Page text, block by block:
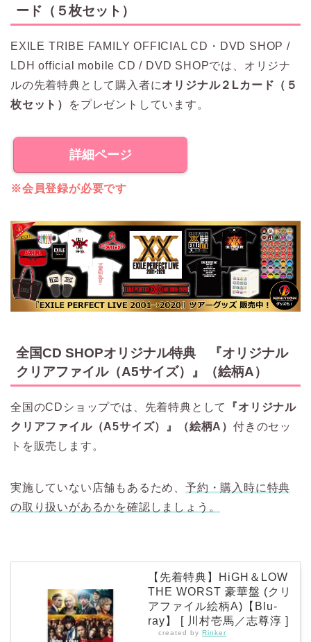
ード（５枚セット）
EXILE TRIBE FAMILY OFFICIAL CD・DVD SHOP /
LDH official mobile CD / DVD SHOPでは、オリジナ
ルの先着特典として購入者にオリジナル２Lカード（５
枚セット）
をプレゼントしています。
詳細ページ
※会員登録が必要です
全国CD SHOPオリジナル特典 『オリジナル
クリアファイル（A5サイズ）』（絵柄A）
全国のCDショップでは、先着特典として
『オリジナル
クリアファイル（A5サイズ）』（絵柄A） 付きのセッ
トを販売します。
実施していない店舗もあるため、 予約・購入時に特典
の取り扱いがあるかを確認しましょう。
【先着特典】HiGH＆LOW
THE WORST 豪華盤 (クリ
アファイル絵柄A)【Blu-
ray】 [ 川村壱馬／志尊淳 ]
created by Rinker